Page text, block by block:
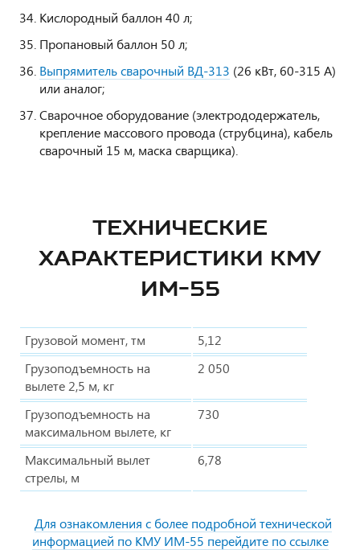
Кислородный баллон 40 л;
Пропановый баллон 50 л;
Выпрямитель сварочный ВД-313 (26 кВт, 60-315 А)
или аналог;
Сварочное оборудование (электрододержатель,
крепление массового провода (струбцина), кабель
сварочный 15 м, маска сварщика).
ТЕХНИЧЕСКИЕ
ХАРАКТЕРИСТИКИ КМУ
ИМ-55
Грузовой момент, тм
5,12
Грузоподъемность на
вылете 2,5 м, кг
2 050
Грузоподъемность на
максимальном вылете, кг
730
Максимальный вылет
стрелы, м
6,78
Для ознакомления с более подробной технической
информацией по КМУ ИМ-55 перейдите по ссылке